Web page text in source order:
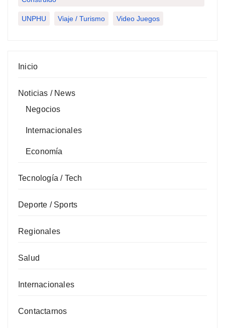
UNPHU Viaje / Turismo Video Juegos
Inicio
Noticias / News
Negocios
Internacionales
Economía
Tecnología / Tech
Deporte / Sports
Regionales
Salud
Internacionales
Contactarnos